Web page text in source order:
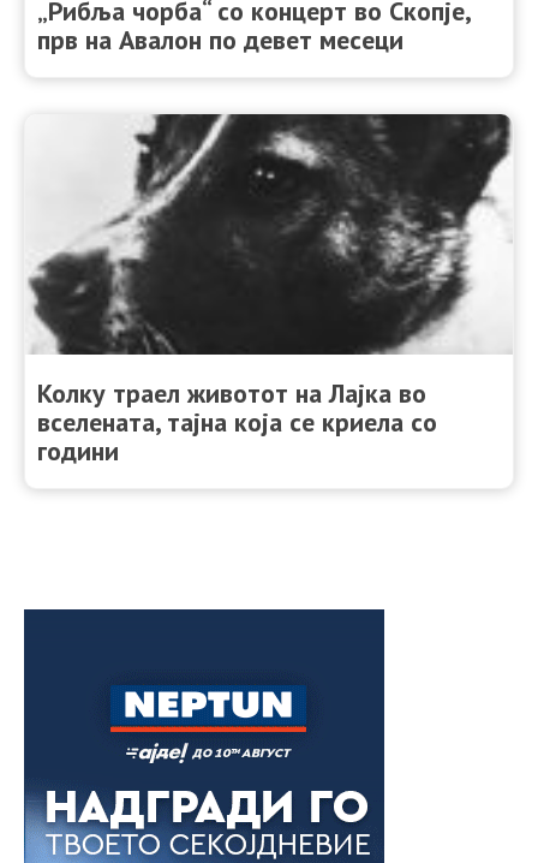
„Рибља чорба“ со концерт во Скопје,
прв на Авалон по девет месеци
Колку траел животот на Лајка во
вселената, тајна која се криела со
години